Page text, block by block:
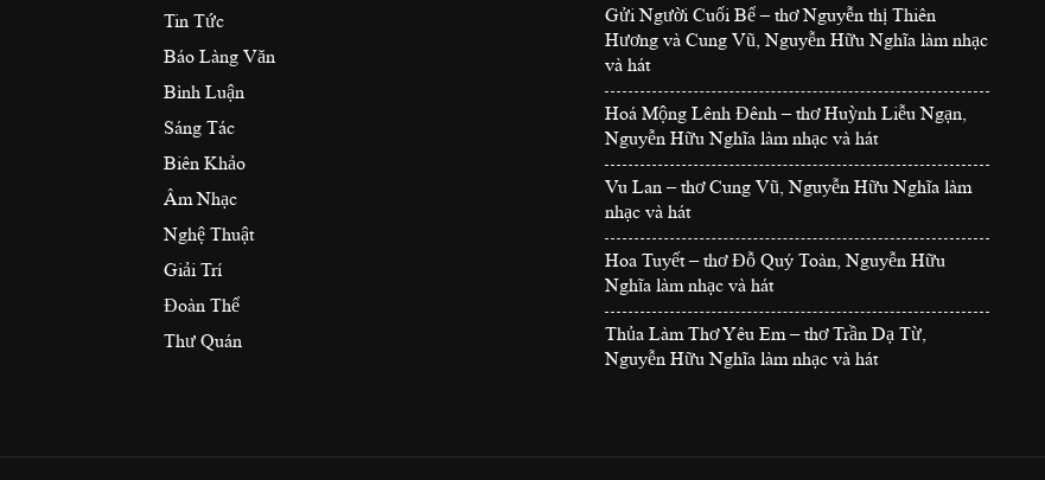
Tin Tức
Báo Làng Văn
Bình Luận
Sáng Tác
Biên Khảo
Âm Nhạc
Nghệ Thuật
Giải Trí
Đoàn Thể
Thư Quán
Gửi Người Cuối Bể – thơ Nguyễn thị Thiên
Hương và Cung Vũ, Nguyễn Hữu Nghĩa làm nhạc
và hát
Hoá Mộng Lênh Đênh – thơ Huỳnh Liễu Ngạn,
Nguyễn Hữu Nghĩa làm nhạc và hát
Vu Lan – thơ Cung Vũ, Nguyễn Hữu Nghĩa làm
nhạc và hát
Hoa Tuyết – thơ Đỗ Quý Toàn, Nguyễn Hữu
Nghĩa làm nhạc và hát
Thủa Làm Thơ Yêu Em – thơ Trần Dạ Từ,
Nguyễn Hữu Nghĩa làm nhạc và hát